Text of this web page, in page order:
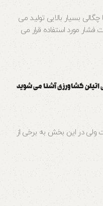
بسیار بالایی تولید می
مورد استفاده قرار می
اتیلن کشاورزی آشنا می شوید
ولی در این بخش به برخی از